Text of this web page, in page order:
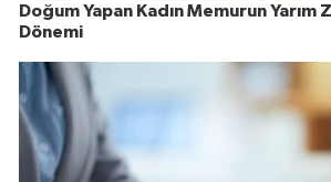
Doğum Yapan Kadın Memurun Yarım
Dönemi